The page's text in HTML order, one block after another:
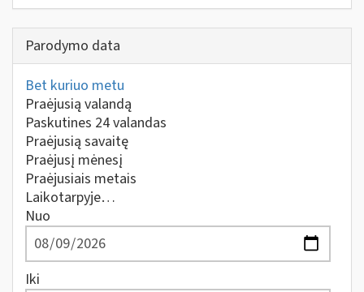
Parodymo data
Bet kuriuo metu
Praėjusią valandą
Paskutines 24 valandas
Praėjusią savaitę
Praėjusį mėnesį
Praėjusiais metais
Laikotarpyje…
Nuo
Iki